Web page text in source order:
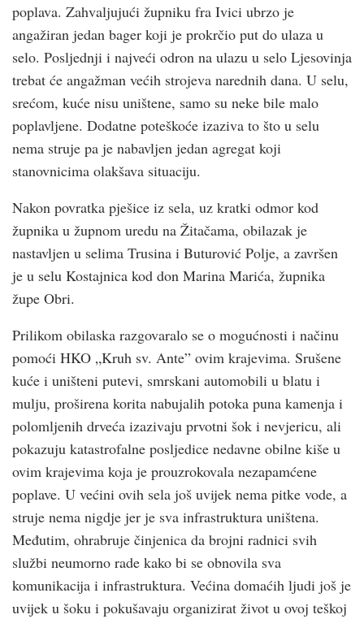
poplava. Zahvaljujući župniku fra Ivici ubrzo je
angažiran jedan bager koji je prokrčio put do ulaza u
selo. Posljednji i najveći odron na ulazu u selo Ljesovinja
trebat će angažman većih strojeva narednih dana. U selu,
srećom, kuće nisu uništene, samo su neke bile malo
poplavljene. Dodatne poteškoće izaziva to što u selu
nema struje pa je nabavljen jedan agregat koji
stanovnicima olakšava situaciju.
Nakon povratka pješice iz sela, uz kratki odmor kod
župnika u župnom uredu na Žitačama, obilazak je
nastavljen u selima Trusina i Buturović Polje, a završen
je u selu Kostajnica kod don Marina Marića, župnika
župe Obri.
Prilikom obilaska razgovaralo se o mogućnosti i načinu
pomoći HKO „Kruh sv. Ante” ovim krajevima. Srušene
kuće i uništeni putevi, smrskani automobili u blatu i
mulju, proširena korita nabujalih potoka puna kamenja i
polomljenih drveća izazivaju prvotni šok i nevjericu, ali
pokazuju katastrofalne posljedice nedavne obilne kiše u
ovim krajevima koja je prouzrokovala nezapamćene
poplave. U većini ovih sela još uvijek nema pitke vode, a
struje nema nigdje jer je sva infrastruktura uništena.
Međutim, ohrabruje činjenica da brojni radnici svih
službi neumorno rade kako bi se obnovila sva
komunikacija i infrastruktura. Većina domaćih ljudi još je
uvijek u šoku i pokušavaju organizirat život u ovoj teškoj